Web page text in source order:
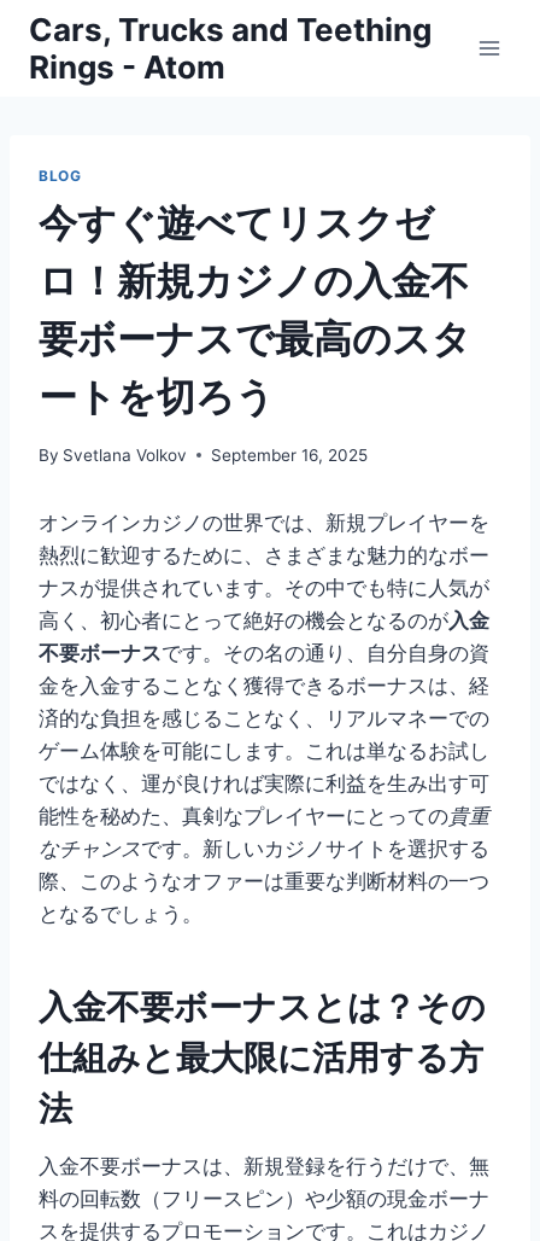
Skip
content
Cars, Trucks and Teething
Rings - Atom
BLOG
今すぐ遊べてリスクゼ
ロ！新規カジノの入金不
要ボーナスで最高のスタ
ートを切ろう
By Svetlana Volkov September 16, 2025
オンラインカジノの世界では、新規プレイヤーを
熱烈に歓迎するために、さまざまな魅力的なボー
ナスが提供されています。その中でも特に人気が
高く、初心者にとって絶好の機会となるのが入金
不要ボーナスです。その名の通り、自分自身の資
金を入金することなく獲得できるボーナスは、経
済的な負担を感じることなく、リアルマネーでの
ゲーム体験を可能にします。これは単なるお試し
ではなく、運が良ければ実際に利益を生み出す可
能性を秘めた、真剣なプレイヤーにとっての貴重
なチャンスです。新しいカジノサイトを選択する
際、このようなオファーは重要な判断材料の一つ
となるでしょう。
入金不要ボーナスとは？その
仕組みと最大限に活用する方
法
入金不要ボーナスは、新規登録を行うだけで、無
料の回転数（フリースピン）や少額の現金ボーナ
スを提供するプロモーションです。これはカジノ